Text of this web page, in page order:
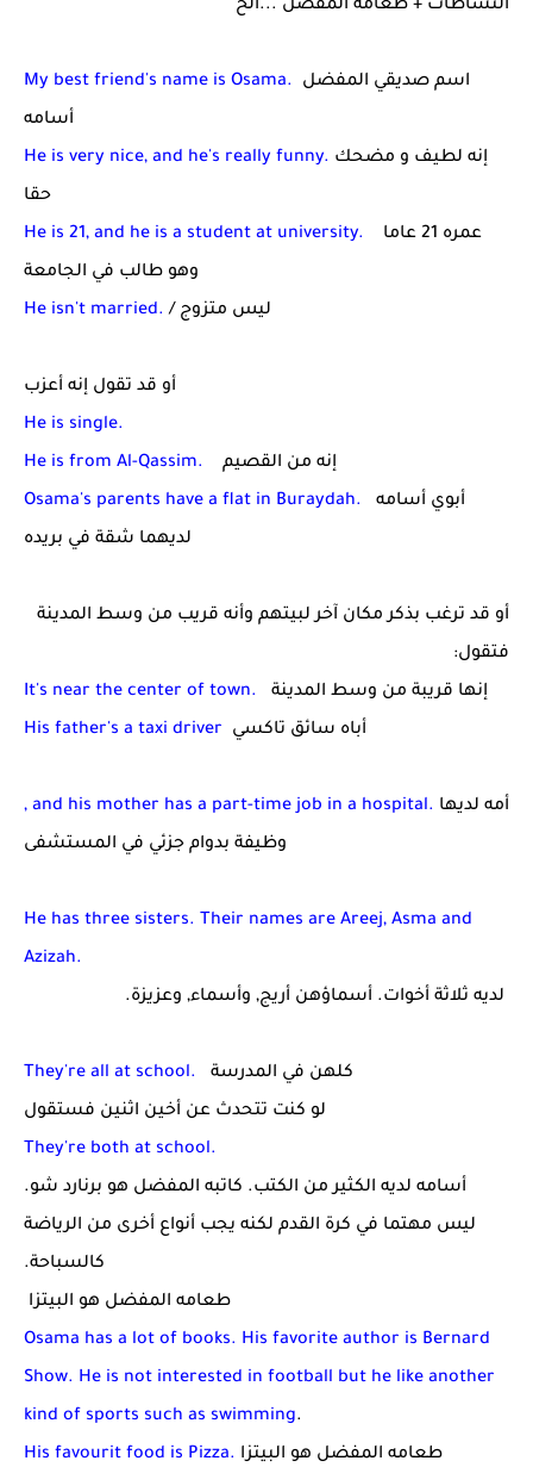
النشاطات + طعامه المفضل ...الخ
My best friend's name is Osama.
اسم صديقي المفضل
أسامه
He is very nice, and he's really funny. إنه لطيف و مضحك
حقا
He is 21, and he is a student at university.
عمره 21 عاما
وهو طالب في الجامعة
He isn't married./ ليس متزوج
أو قد تقول إنه أعزب
He is single.
He is from Al-Qassim.
إنه من القصيم
Osama's parents have a flat in Buraydah.
أبوي أسامه
لديهما شقة في بريده
أو قد ترغب بذكر مكان آخر لبيتهم وأنه قريب من وسط المدينة
فتقول:
It's near the center of town.
إنها قريبة من وسط المدينة
His father's a taxi driver
أباه سائق تاكسي
, and his mother has a part-time job in a hospital.
وظيفة بدوام جزئي في المستشفى
He has three sisters. Their names are Areej, Asma and
Azizah.
لديه ثلاثة أخوات. أسماؤهن أريج, وأسماء, وعزيزة.
They're all at school.
كلهن في المدرسة
لو كنت تتحدث عن أخين اثنين فستقول
They're both at school.
أسامه لديه الكثير من الكتب. كاتبه المفضل هو برنارد شو.
ليس مهتما في كرة القدم لكنه يجب أنواع أخرى من الرياضة
كالسباحة.
طعامه المفضل هو البيتزا
Osama has a lot of books. His favorite author is Bernard
Show. He is not interested in football but he like another
kind of sports such as swimming.
His favourit food is Pizza. طعامه المفضل هو البيتزا